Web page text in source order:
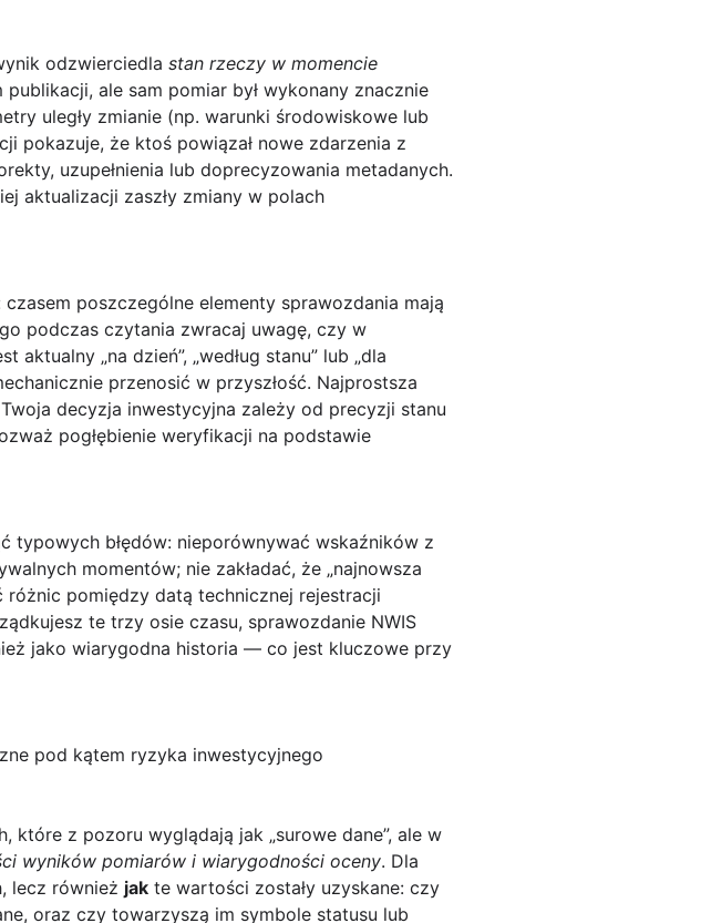
odzwierciedla stan rzeczy w momencie
ale sam pomiar był wykonany znacznie
uległy zmianie (np. warunki środowiskowe lub
pokazuje, że ktoś powiązał nowe zdarzenia z
uzupełnienia lub doprecyzowania metadanych.
aktualizacji zaszły zmiany w polach
poszczególne elementy sprawozdania mają
podczas czytania zwracaj uwagę, czy w
„na dzień”, „według stanu” lub „dla
przenosić w przyszłość. Najprostsza
decyzja inwestycyjna zależy od precyzji stanu
pogłębienie weryfikacji na podstawie
typowych błędów: nieporównywać wskaźników z
momentów; nie zakładać, że „najnowsza
różnic pomiędzy datą technicznej rejestracji
te trzy osie czasu, sprawozdanie NWIS
jako wiarygodna historia — co jest kluczowe przy
pod kątem ryzyka inwestycyjnego
które z pozoru wyglądają jak „surowe dane”, ale w
wyników pomiarów i wiarygodności oceny. Dla
lecz również jak te wartości zostały uzyskane: czy
oraz czy towarzyszą im symbole statusu lub